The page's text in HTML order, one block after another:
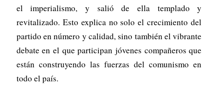
el imperialismo, y salió de ella templado y
revitalizado. Esto explica no solo el crecimiento del
partido en número y calidad, sino también el vibrante
debate en el que participan jóvenes compañeros que
están construyendo las fuerzas del comunismo en
todo el país.